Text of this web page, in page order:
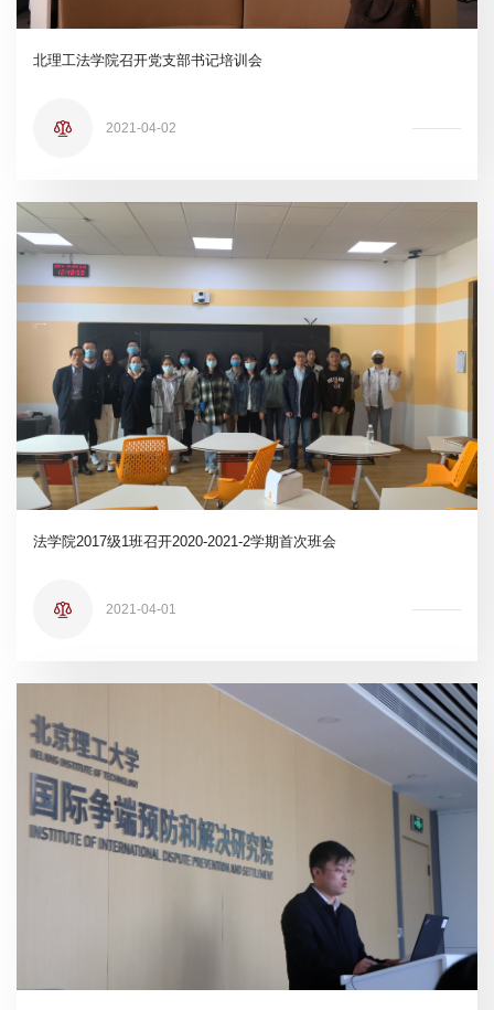
北理工法学院召开党支部书记培训会
2021-04-02
法学院2017级1班召开2020-2021-2学期首次班会
2021-04-01